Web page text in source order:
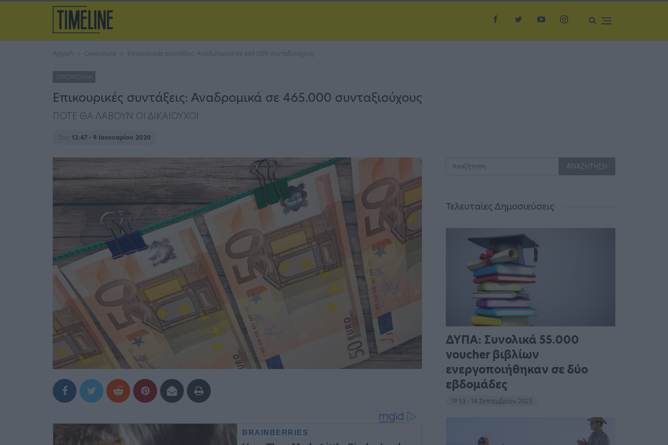
Αρχική Οικονομία Επικουρικές συντάξεις: Αναδρομικά σε 465.000 συνταξιούχους
ΟΙΚΟΝΟΜΊΑ
Επικουρικές συντάξεις: Αναδρομικά σε 465.000 συνταξιούχους
ΠΟΤΕ ΘΑ ΛΑΒΟΥΝ ΟΙ ΔΙΚΑΙΟΥΧΟΙ
Στις 12:47 - 9 Ιανουαρίου 2020
Τελευταίες Δημοσιεύσεις
ΔΥΠΑ: Συνολικά 55.000
voucher βιβλίων
ενεργοποιήθηκαν σε δύο
εβδομάδες
19:53 - 14 Σεπτεμβρίου 2023